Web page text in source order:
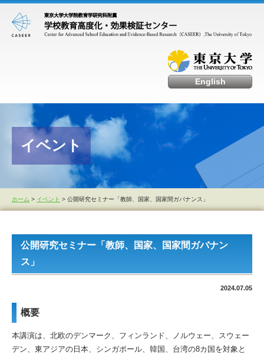
English
イベント
ホーム > イベント > 公開研究セミナー「教師、国家、国家間ガバナンス」
公開研究セミナー「教師、国家、国家間ガバナン
ス」
2024.07.05
概要
本講演は、北欧のデンマーク、フィンランド、ノルウェー、
スウェー
デン、東アジアの日本、シンガポール、韓国、 台湾の8カ国を対象と